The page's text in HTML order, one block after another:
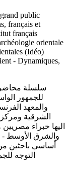
public
français et
français
orientale
(Idéo)
- Dynamiques,
سلسلة
للجمهور
والمعهد
الشرقية ومركز
اليها خبراء
والشرق الأوسط -
أساسي باحثين
التوجه